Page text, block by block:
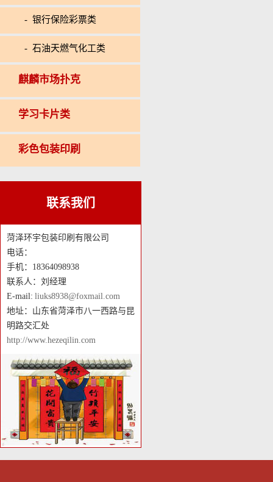
- 银行保险彩票类
- 石油天燃气化工类
麒麟市场扑克
学习卡片类
彩色包装印刷
联系我们
菏泽环宇包装印刷有限公司
电话：
手机：18364098938
联系人：刘经理
E-mail: liuks8938@foxmail.com
地址：山东省菏泽市八一西路与昆
明路交汇处
http://www.hezeqilin.com